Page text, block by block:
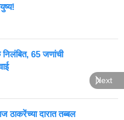
Next
निलंबित, 65 जणांची
ठाकरेंच्या दारात तब्बल